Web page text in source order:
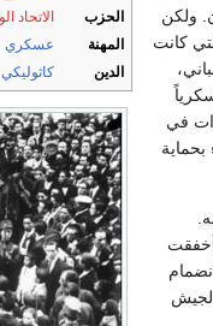
الحزب
الاتحاد
المهنة
عسكري
الدين
كاثوليكي
ولكن
كانت
في